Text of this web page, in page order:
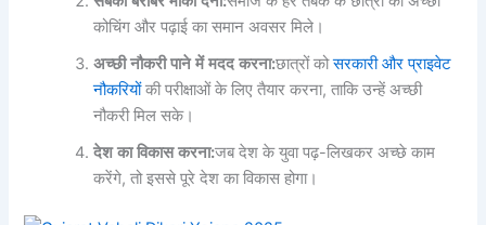
कोचिंग और पढ़ाई का समान अवसर मिले।
अच्छी नौकरी पाने में मदद करना:छात्रों कोसरकारी और प्राइवेट
नौकरियोंकी परीक्षाओं के लिए तैयार करना, ताकि उन्हें अच्छी
नौकरी मिल सके।
देश का विकास करना:जब देश के युवा पढ़-लिखकर अच्छे काम
करेंगे, तो इससे पूरे देश का विकास होगा।